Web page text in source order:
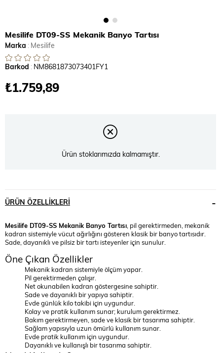
Mesilife DT09-SS Mekanik Banyo Tartısı
Marka : Mesilife
Barkod : NM8681873073401FY1
₺1.759,89
Ürün stoklarımızda kalmamıştır.
ÜRÜN ÖZELLIKLERI
Mesilife DT09-SS Mekanik Banyo Tartısı , pil gerektirmeden, mekanik
kadran sistemiyle vücut ağırlığını gösteren klasik bir banyo tartısıdır.
Sade, dayanıklı ve pilsiz bir tartı isteyenler için sunulur.
Öne Çıkan Özellikler
Mekanik kadran sistemiyle ölçüm yapar.
Pil gerektirmeden çalışır.
Net okunabilen kadran göstergesine sahiptir.
Sade ve dayanıklı bir yapıya sahiptir.
Evde günlük kilo takibi için uygundur.
Kolay ve pratik kullanım sunar; kurulum gerektirmez.
Bakım gerektirmeyen, sade ve klasik bir tasarıma sahiptir.
Sağlam yapısıyla uzun ömürlü kullanım sunar.
Evde pratik kullanım için uygundur.
Dayanıklı ve kullanışlı bir tasarıma sahiptir.